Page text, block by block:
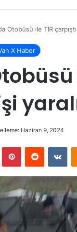
Otobüsü ile TIR
X Haber
Haziran 9, 2024
PinterestReddit